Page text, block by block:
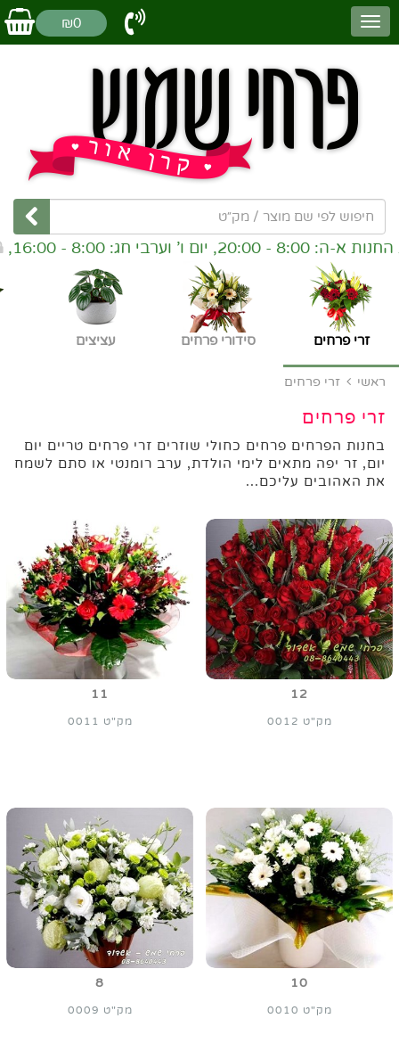
₪0
חג: 8:00 - 16:00, שבת
זרי פרחים סידורי פרחים עציצים
ראשי זרי פרחים
זרי פרחים
בחנות הפרחים פרחים כחולי שוזרים זרי פרחים טריים יום
יום, זר יפה מתאים לימי הולדת, ערב רומנטי או סתם לשמח
את האהובים עליכם...
12
מק"ט 0012
11
מק"ט 0011
10
מק"ט 0010
8
מק"ט 0009